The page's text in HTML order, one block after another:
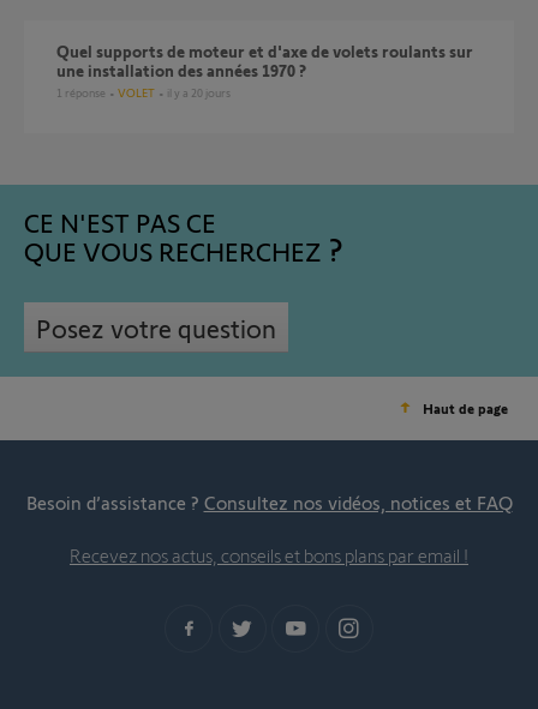
Quel supports de moteur et d'axe de volets roulants sur
une installation des années 1970 ?
1 réponse VOLET il y a 20 jours
CE N'EST PAS CE
QUE VOUS RECHERCHEZ
Posez votre question
Haut de page
Besoin d’assistance ? Consultez nos vidéos, notices et FAQ
Recevez nos actus, conseils et bons plans par email !